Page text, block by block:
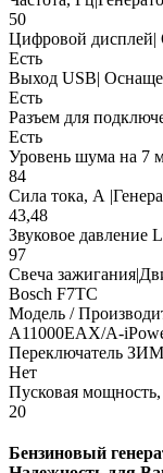
50
Цифровой дисплей|
Есть
Выход USB|
Есть
Разъем для
Есть
Уровень шума на 7
84
Сила тока, А
43,48
Звуковое давление
97
Свеча
Bosch F7TC
Модель /
A11000ЕАХ/A-
Переключатель
Нет
Пусковая
20
Бензиновый